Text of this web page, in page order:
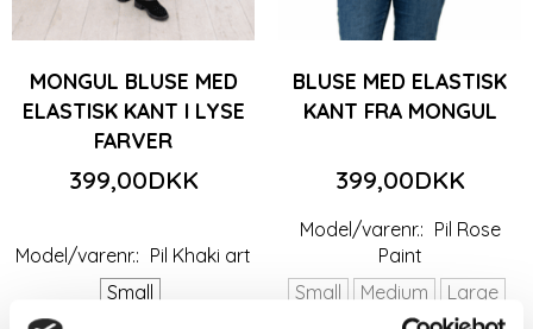
MONGUL BLUSE MED
ELASTISK KANT I LYSE
FARVER
399,00DKK
Model/varenr.: Pil Khaki art
Small
BLUSE MED ELASTISK
KANT FRA MONGUL
399,00DKK
Model/varenr.: Pil Rose
Paint
Small
Medium Large